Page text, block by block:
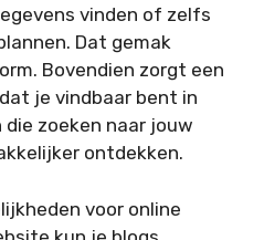
vinden of zelfs
Dat gemak
Bovendien zorgt een
je vindbaar bent in
die zoeken naar jouw
ontdekken.
voor online